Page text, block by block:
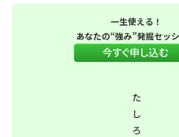
一生使える！
あなたの“強み”発掘セッ
た
し
ろ